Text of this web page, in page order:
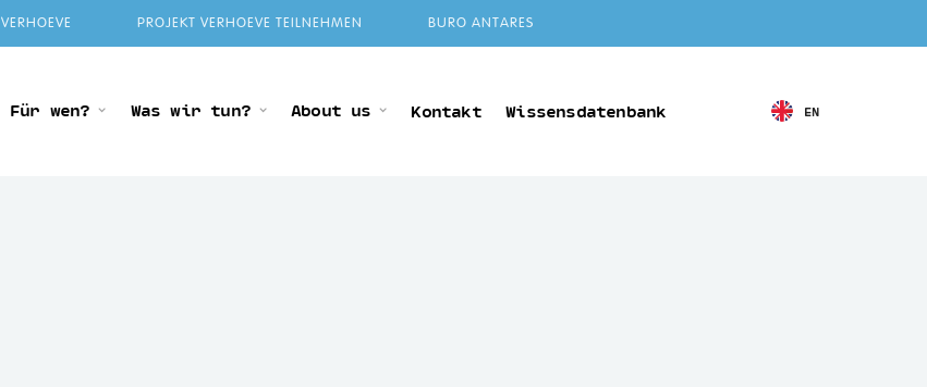
VERHOEVE PROJEKT VERHOEVE TEILNEHMEN BURO ANTARES
Für wen? Was wir tun? About us Kontakt Wissensdatenbank EN